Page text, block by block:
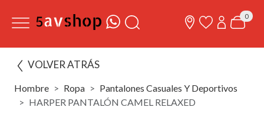
0
VOLVER ATRÁS
Hombre Ropa
Pantalones Casuales Y Deportivos
HARPER PANTALÓN CAMEL RELAXED